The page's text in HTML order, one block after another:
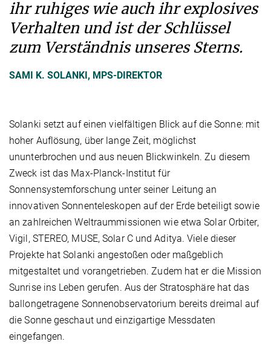
ihr ruhiges wie auch ihr explosives
Verhalten und ist der Schlüssel
zum Verständnis unseres Sterns.
SAMI K. SOLANKI, MPS-DIREKTOR
Solanki setzt auf einen vielfältigen Blick auf die Sonne: mit
hoher Auflösung, über lange Zeit, möglichst
ununterbrochen und aus neuen Blickwinkeln. Zu diesem
Zweck ist das Max-Planck-Institut für
Sonnensystemforschung unter seiner Leitung an
innovativen Sonnenteleskopen auf der Erde beteiligt sowie
an zahlreichen Weltraummissionen wie etwa Solar Orbiter,
Vigil, STEREO, MUSE, Solar C und Aditya. Viele dieser
Projekte hat Solanki angestoßen oder maßgeblich
mitgestaltet und vorangetrieben. Zudem hat er die Mission
Sunrise ins Leben gerufen. Aus der Stratosphäre hat das
ballongetragene Sonnenobservatorium bereits dreimal auf
die Sonne geschaut und einzigartige Messdaten
eingefangen.